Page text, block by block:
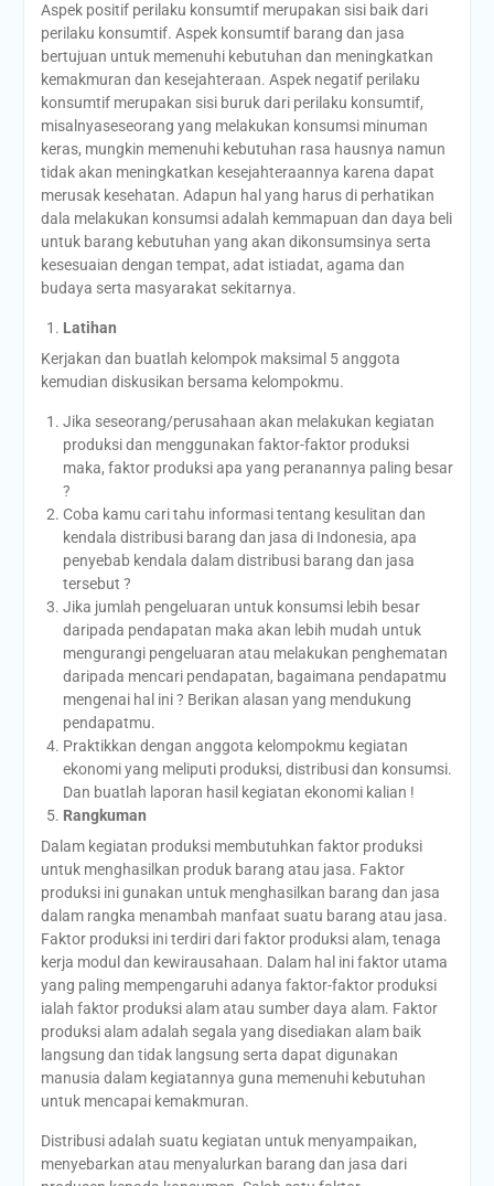
Aspek positif perilaku konsumtif merupakan sisi baik dari
perilaku konsumtif. Aspek konsumtif barang dan jasa
bertujuan untuk memenuhi kebutuhan dan meningkatkan
kemakmuran dan kesejahteraan. Aspek negatif perilaku
konsumtif merupakan sisi buruk dari perilaku konsumtif,
misalnyaseseorang yang melakukan konsumsi minuman
keras, mungkin memenuhi kebutuhan rasa hausnya namun
tidak akan meningkatkan kesejahteraannya karena dapat
merusak kesehatan. Adapun hal yang harus di perhatikan
dala melakukan konsumsi adalah kemmapuan dan daya beli
untuk barang kebutuhan yang akan dikonsumsinya serta
kesesuaian dengan tempat, adat istiadat, agama dan
budaya serta masyarakat sekitarnya.
Latihan
Kerjakan dan buatlah kelompok maksimal 5 anggota
kemudian diskusikan bersama kelompokmu.
Jika seseorang/perusahaan akan melakukan kegiatan
produksi dan menggunakan faktor-faktor produksi
maka, faktor produksi apa yang peranannya paling besar
?
Coba kamu cari tahu informasi tentang kesulitan dan
kendala distribusi barang dan jasa di Indonesia, apa
penyebab kendala dalam distribusi barang dan jasa
tersebut ?
Jika jumlah pengeluaran untuk konsumsi lebih besar
daripada pendapatan maka akan lebih mudah untuk
mengurangi pengeluaran atau melakukan penghematan
daripada mencari pendapatan, bagaimana pendapatmu
mengenai hal ini ? Berikan alasan yang mendukung
pendapatmu.
Praktikkan dengan anggota kelompokmu kegiatan
ekonomi yang meliputi produksi, distribusi dan konsumsi.
Dan buatlah laporan hasil kegiatan ekonomi kalian !
Rangkuman
Dalam kegiatan produksi membutuhkan faktor produksi
untuk menghasilkan produk barang atau jasa. Faktor
produksi ini gunakan untuk menghasilkan barang dan jasa
dalam rangka menambah manfaat suatu barang atau jasa.
Faktor produksi ini terdiri dari faktor produksi alam, tenaga
kerja modul dan kewirausahaan. Dalam hal ini faktor utama
yang paling mempengaruhi adanya faktor-faktor produksi
ialah faktor produksi alam atau sumber daya alam. Faktor
produksi alam adalah segala yang disediakan alam baik
langsung dan tidak langsung serta dapat digunakan
manusia dalam kegiatannya guna memenuhi kebutuhan
untuk mencapai kemakmuran.
Distribusi adalah suatu kegiatan untuk menyampaikan,
menyebarkan atau menyalurkan barang dan jasa dari